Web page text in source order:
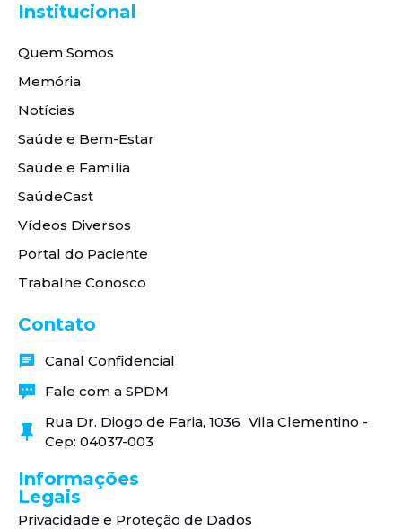
Institucional
Quem Somos
Memória
Notícias
Saúde e Bem-Estar
Saúde e Família
SaúdeCast
Vídeos Diversos
Portal do Paciente
Trabalhe Conosco
Contato
Canal Confidencial
Fale com a SPDM
Rua Dr. Diogo de Faria, 1036 Vila Clementino -
Cep: 04037-003
Informações
Legais
Privacidade e Proteção de Dados